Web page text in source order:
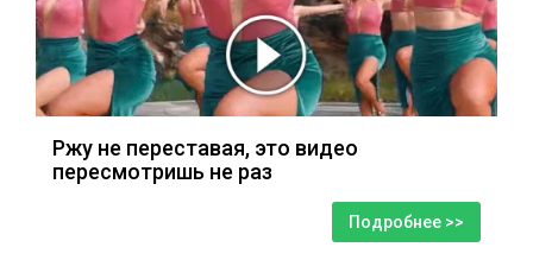
Ржу не переставая, это видео
пересмотришь не раз
Подробнее >>